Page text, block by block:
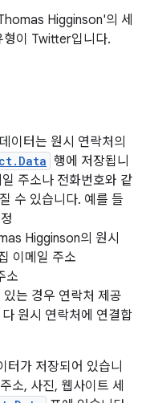
Higginson'의 세
형이 Twitter입니다.
이터는 원시 연락처의
행에 저장됩니
주소나 전화번호와 같
수 있습니다. 예를 들
Higginson의 원시
이메일 주소
소
있는 경우 연락처 제공
원시 연락처에 연결합
터가 저장되어 있습니
소, 사진, 웹사이트 세